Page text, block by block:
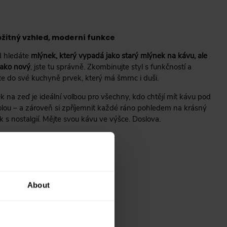
About
vzhled, moderní funkce
hledáte mlýnek, který vypadá jako starý mlýnek na kávu, ale
nový, jste tu správně. Zkombinujte styl s funkčností a
do své kuchyně prvek, který má šmrnc i duši.
na zeď je ideální volbou pro všechny, kdo chtějí mít kávu pod
– a zároveň si zpříjemnit každé ráno pohledem na krásný
s nostalgií. Mějte svou kávu ve výšce. Doslova.